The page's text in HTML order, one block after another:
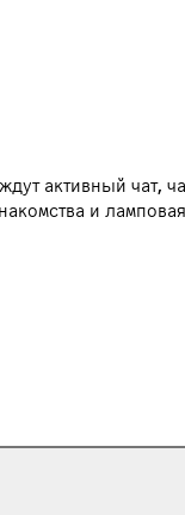
активный чат,
и